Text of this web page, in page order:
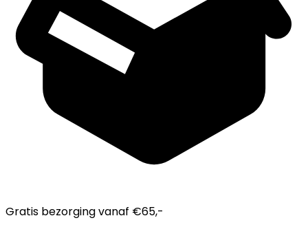
Gratis bezorgingvanaf €65,-